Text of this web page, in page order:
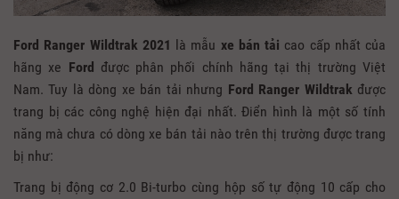
Ford Ranger Wildtrak 2021 là mẫu xe bán tải cao cấp nhất của
hãng xe Ford được phân phối chính hãng tại thị trường Việt
Nam. Tuy là dòng xe bán tải nhưng Ford Ranger Wildtrak được
trang bị các công nghệ hiện đại nhất. Điển hình là một số tính
năng mà chưa có dòng xe bán tải nào trên thị trường được trang
bị như:
Trang bị động cơ 2.0 Bi-turbo cùng hộp số tự động 10 cấp cho